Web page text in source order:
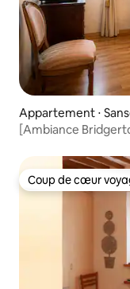
Appartement ⋅
[Ambiance
Coup de cœur
Coup de cœur